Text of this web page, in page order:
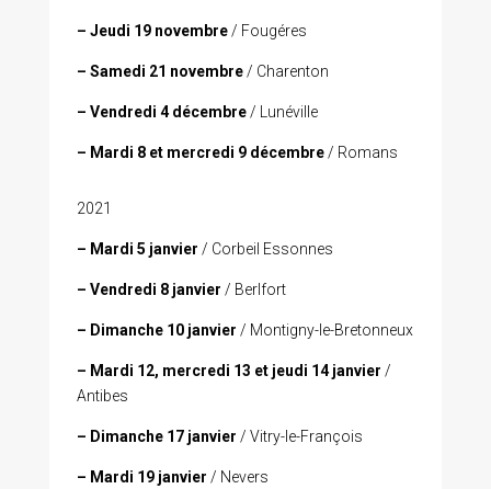
– Jeudi 19 novembre/ Fougéres
– Samedi 21 novembre/ Charenton
– Vendredi 4 décembre/ Lunéville
– Mardi 8 et mercredi 9 décembre/ Romans
2021
– Mardi 5 janvier / Corbeil Essonnes
– Vendredi 8 janvier / Berlfort
– Dimanche 10 janvier / Montigny-le-Bretonneux
– Mardi 12, mercredi 13 et jeudi 14 janvier /
Antibes
– Dimanche 17 janvier / Vitry-le-François
– Mardi 19 janvier / Nevers